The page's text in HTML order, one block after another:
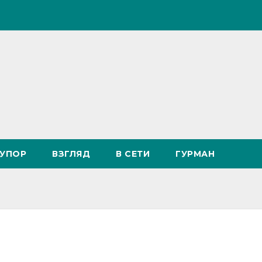
ВЗГЛЯД В СЕТИ ГУРМАН